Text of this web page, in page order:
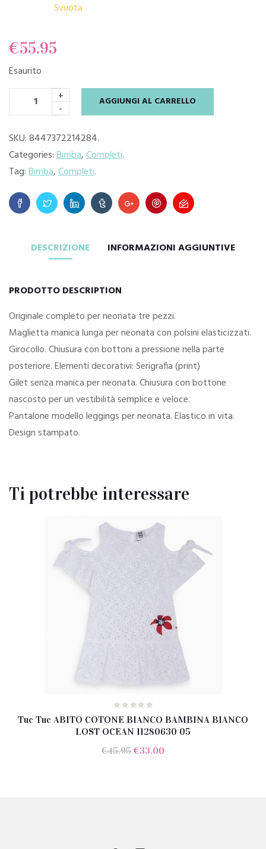
Svuota
€55.95
Esaurito
+
-
AGGIUNGI AL CARRELLO
SKU:8447372214284.
Categories:Bimba,Completi.
Tag:Bimba,Completi.
DESCRIZIONE INFORMAZIONI AGGIUNTIVE
PRODOTTO DESCRIPTION
Originale completo per neonata tre pezzi.
Maglietta manica lunga per neonata con polsini elasticizzati.
Girocollo. Chiusura con bottoni a pressione nella parte
posteriore. Elementi decorativi: Serigrafia (print)
Gilet senza manica per neonata. Chiusura con bottone
nascosto per un vestibilità semplice e veloce.
Pantalone modello leggings per neonata. Elastico in vita.
Design stampato.
Ti potrebbe interessare
Tuc Tuc ABITO COTONE BIANCO BAMBINA BIANCO
LOST OCEAN 11280630 05
€45.95 Il
€33.00